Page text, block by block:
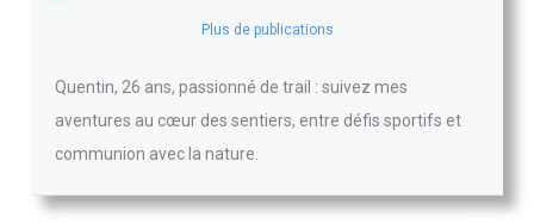
Plus de publications
Quentin, 26 ans, passionné de trail : suivez mes
aventures au cœur des sentiers, entre défis sportifs et
communion avec la nature.